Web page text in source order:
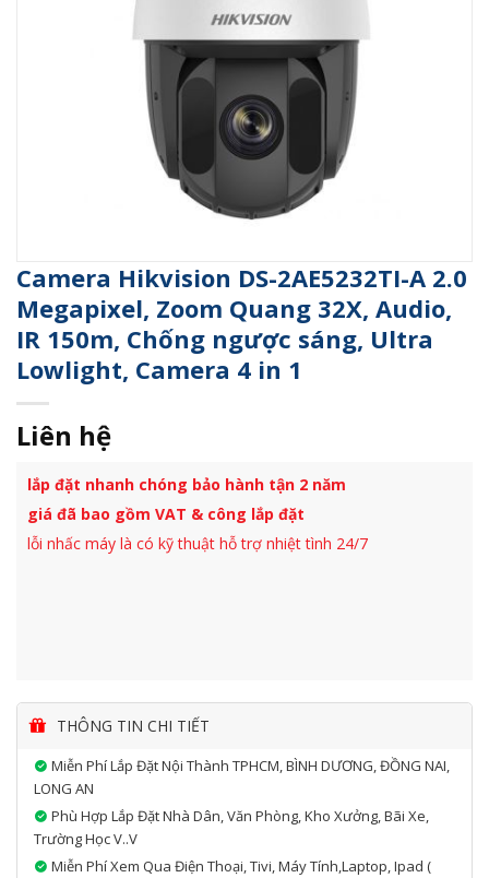
Camera Hikvision DS-2AE5232TI-A 2.0
Megapixel, Zoom Quang 32X, Audio,
IR 150m, Chống ngược sáng, Ultra
Lowlight, Camera 4 in 1
Liên hệ
lắp đặt nhanh chóng bảo hành tận 2 năm
giá đã bao gồm VAT & công lắp đặt
lỗi nhấc máy là có kỹ thuật hỗ trợ nhiệt tình 24/7
THÔNG TIN CHI TIẾT
Miễn Phí Lắp Đặt Nội Thành TPHCM, BÌNH DƯƠNG, ĐỒNG NAI,
LONG AN
Phù Hợp Lắp Đặt Nhà Dân, Văn Phòng, Kho Xưởng, Bãi Xe,
Trường Học V..v
Miễn Phí Xem Qua Điện Thoại, Tivi, Máy Tính,laptop, Ipad (